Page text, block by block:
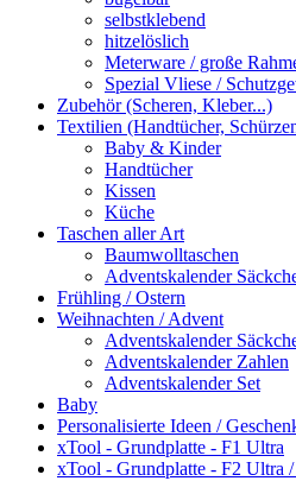
selbstklebend
hitzelöslich
Meterware / große
Spezial Vliese /
Zubehör (Scheren, Kleber...)
Textilien (Handtücher,
Baby & Kinder
Handtücher
Kissen
Küche
Taschen aller Art
Baumwolltaschen
Adventskalender
Frühling / Ostern
Weihnachten / Advent
Adventskalender
Adventskalender Zahlen
Adventskalender Set
Baby
Personalisierte Ideen /
xTool - Grundplatte - F1 Ultra
xTool - Grundplatte - F2 Ultra